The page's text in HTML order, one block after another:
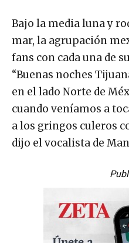
Bajo la media luna y
mar, la agrupación
fans con cada una de
“Buenas noches
en el lado Norte de
cuando veníamos a
a los gringos culeros
dijo el vocalista de